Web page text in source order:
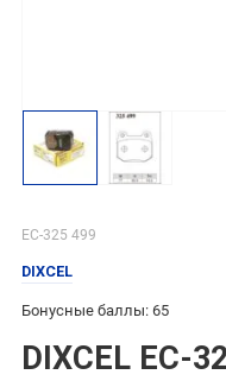
EC-325 499
DIXCEL
Бонусные баллы: 65
DIXCEL EC-